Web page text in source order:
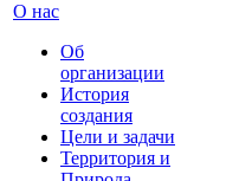
О нас
Об
организации
История
создания
Цели и задачи
Территория и